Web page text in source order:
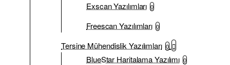
Exscan Yazılımları 0
Freescan Yazılımları 0
Tersine Mühendislik Yazılımları 0
BlueStar Haritalama Yazılımı 0